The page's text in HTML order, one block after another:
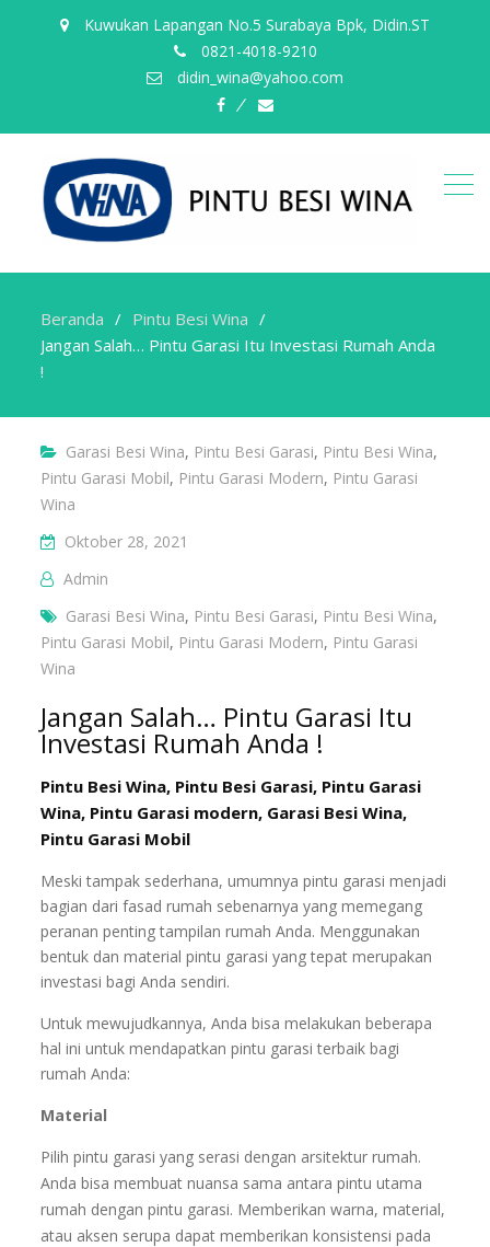
Kuwukan Lapangan No.5 Surabaya Bpk, Didin.ST
0821-4018-9210
didin_wina@yahoo.com
fb email
Beranda
Pintu Besi Wina
Jangan Salah… Pintu Garasi Itu Investasi Rumah Anda
!
Garasi Besi Wina, Pintu Besi Garasi, Pintu Besi Wina,
Pintu Garasi Mobil, Pintu Garasi Modern, Pintu Garasi
Wina
Oktober 28, 2021
Admin
Garasi Besi Wina, Pintu Besi Garasi, Pintu Besi Wina,
Pintu Garasi Mobil, Pintu Garasi Modern, Pintu Garasi
Wina
Jangan Salah… Pintu Garasi Itu
Investasi Rumah Anda !
Pintu Besi Wina, Pintu Besi Garasi, Pintu Garasi
Wina, Pintu Garasi modern, Garasi Besi Wina,
Pintu Garasi Mobil
Meski tampak sederhana, umumnya pintu garasi menjadi
bagian dari fasad rumah sebenarnya yang memegang
peranan penting tampilan rumah Anda. Menggunakan
bentuk dan material pintu garasi yang tepat merupakan
investasi bagi Anda sendiri.
Untuk mewujudkannya, Anda bisa melakukan beberapa
hal ini untuk mendapatkan pintu garasi terbaik bagi
rumah Anda:
Material
Pilih pintu garasi yang serasi dengan arsitektur rumah.
Anda bisa membuat nuansa sama antara pintu utama
rumah dengan pintu garasi. Memberikan warna, material,
atau aksen serupa dapat memberikan konsistensi pada